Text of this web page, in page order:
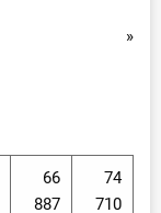
»
66
887
74
710